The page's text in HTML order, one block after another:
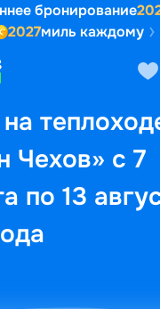
бронирование
2027миль каждому
Чехов» с 7
по 13
Выбор кают